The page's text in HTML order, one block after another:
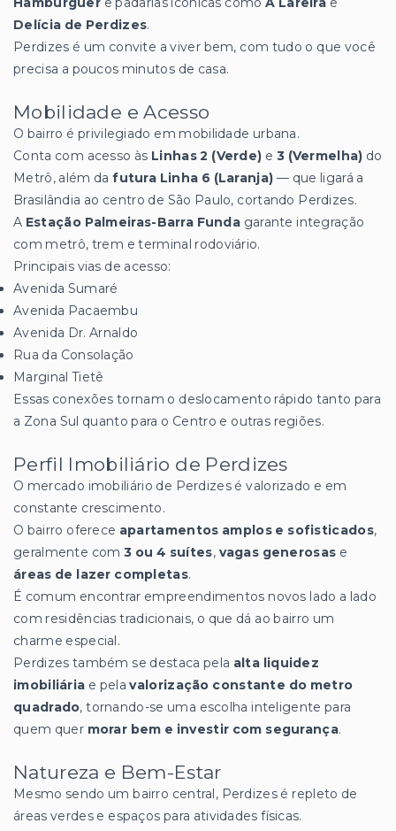
Delícia de Perdizes.
Perdizes é um convite a viver bem, com tudo o que você
precisa a poucos minutos de casa.
Mobilidade e Acesso
O bairro é privilegiado em mobilidade urbana.
Conta com acesso às Linhas 2 (Verde) e 3 (Vermelha) do
Metrô, além dafutura Linha 6 (Laranja) — que ligará a
Brasilândia ao centro de São Paulo, cortando Perdizes.
A Estação Palmeiras-Barra Funda garante integração
com metrô, trem e terminal rodoviário.
Principais vias de acesso:
Avenida Sumaré
Avenida Pacaembu
Avenida Dr. Arnaldo
Rua da Consolação
Marginal Tietê
Essas conexões tornam o deslocamento rápido tanto para
a Zona Sul quanto para o Centro e outras regiões.
Perfil Imobiliário de Perdizes
O mercado imobiliário de Perdizes é valorizado e em
constante crescimento.
O bairro oferece apartamentos amplos e sofisticados,
geralmente com3 ou 4 suítes, vagas generosas e
áreas de lazer completas.
É comum encontrar empreendimentos novos lado a lado
com residências tradicionais, o que dá ao bairro um
charme especial.
Perdizes também se destaca pela alta liquidez
imobiliária e pelavalorização constante do metro
quadrado, tornando-se uma escolha inteligente para
quem quer morar bem e investir com segurança.
Natureza e Bem-Estar
Mesmo sendo um bairro central, Perdizes é repleto de
áreas verdes e espaços para atividades físicas.